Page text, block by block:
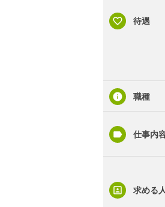
待遇
職種
仕事内
求める